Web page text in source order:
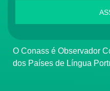
O Conass é Observador Consultivo da Comunidade
dos Países de Língua